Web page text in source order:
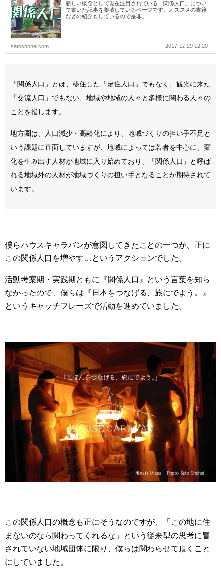
新しい概念として現在注目されている「関係人口」につい
て書いた記事を蓄積しているページです。オススメの書籍
などの紹介もしているので是非。
satoshohei.com 2017-12-29 12:20
「関係人口」とは、移住した「定住人口」でもなく、観光に来た
「交流人口」でもない、地域や地域の人々と多様に関わる人々の
ことを指します。
地方圏は、人口減少・高齢化により、地域づくりの担い手不足と
いう課題に直面していますが、地域によっては若者を中心に、変
化を生み出す人材が地域に入り始めており、「関係人口」と呼ば
れる地域外の人材が地域づくりの担い手となることが期待されて
います。
僕らハウスキャラバンが意図してきたことの一つが、正に
この関係人口を増やす…というアクションでした。
活動考案期・実践期ともに『関係人口』という言葉を知ら
なかったので、僕らは『日本をつなげる、旅にでよう。』
というキャッチフレーズで活動を進めていました。
この関係人口の概念も正にそうなのですが、「この地に住
まないのなら関わってくれるな」という従来型の思考に冒
されていない地域団体に限り、僕らは関わらせて頂くこと
にしていました。